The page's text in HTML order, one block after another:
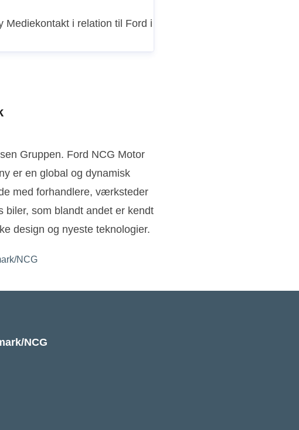
Mediekontakt i relation til Ford i
Gruppen. Ford NCG Motor
er en global og dynamisk
med forhandlere, værksteder
biler, som blandt andet er kendt
design og nyeste teknologier.
NCG